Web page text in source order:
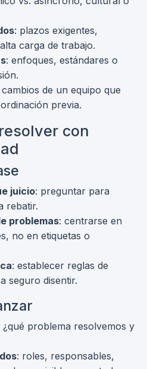
: plazos exigentes,
carga de trabajo.
: enfoques, estándares o
cambios de un equipo que
previa.
con
juicio: preguntar para
rebatir.
problemas: centrarse en
no en etiquetas o
: establecer reglas de
seguro disentir.
¿qué problema resolvemos y
: roles, responsables,